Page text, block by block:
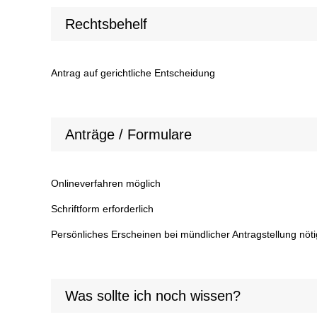
Rechtsbehelf
Antrag auf gerichtliche Entscheidung
Anträge / Formulare
Onlineverfahren möglich
Schriftform erforderlich
Persönliches Erscheinen bei mündlicher Antragstellung
Was sollte ich noch wissen?